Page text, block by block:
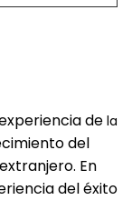
de la
del
En
del éxito